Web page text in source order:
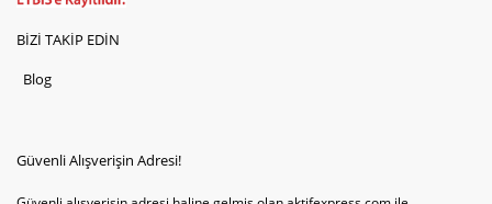
BİZİ TAKİP EDİN
Blog
Güvenli Alışverişin Adresi!